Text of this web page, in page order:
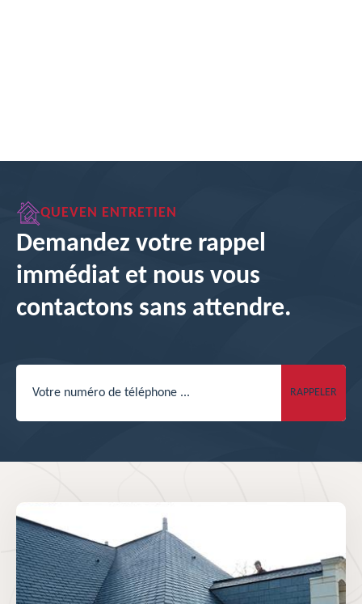
QUEVEN ENTRETIEN
Demandez votre rappel
immédiat et nous vous
contactons sans attendre.